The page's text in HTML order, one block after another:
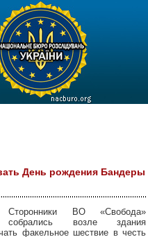
День рождения Бандеры
Сторонники ВО «Свобода»
собрались возле здания
факельное шествие в честь